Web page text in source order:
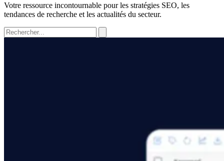
Votre ressource incontournable pour les stratégies SEO, les
tendances de recherche et les actualités du secteur.